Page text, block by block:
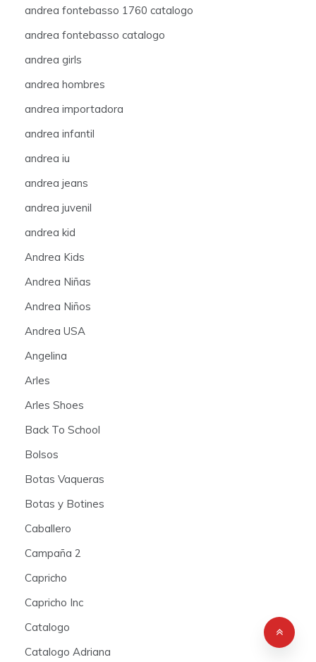
andrea fontebasso 1760 catalogo
andrea fontebasso catalogo
andrea girls
andrea hombres
andrea importadora
andrea infantil
andrea iu
andrea jeans
andrea juvenil
andrea kid
Andrea Kids
Andrea Niñas
Andrea Niños
Andrea USA
Angelina
Arles
Arles Shoes
Back To School
Bolsos
Botas Vaqueras
Botas y Botines
Caballero
Campaña 2
Capricho
Capricho Inc
Catalogo
Catalogo Adriana